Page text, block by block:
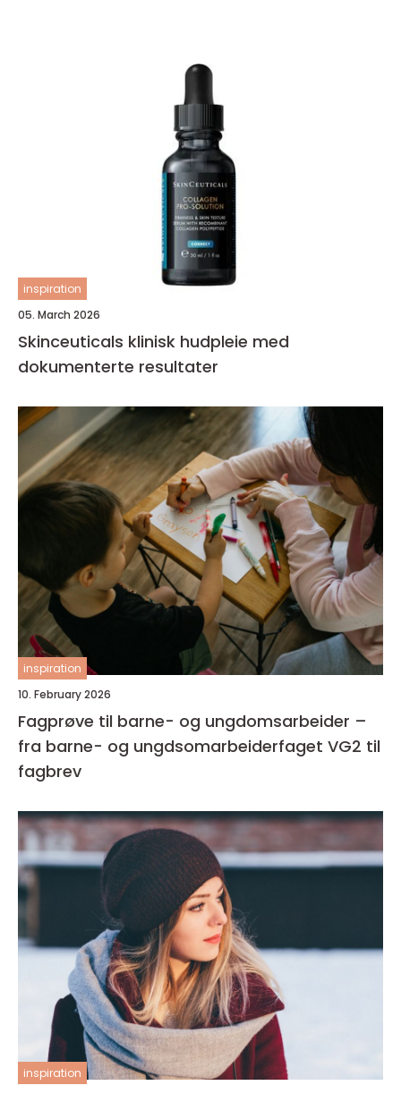
inspiration
05. March 2026
Skinceuticals klinisk hudpleie med
dokumenterte resultater
inspiration
10. February 2026
Fagprøve til barne- og ungdomsarbeider –
fra barne- og ungdsomarbeiderfaget VG2 til
fagbrev
inspiration